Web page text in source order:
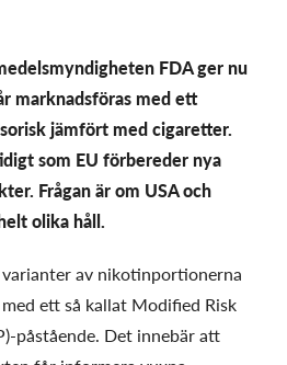
FDA ger nu
marknadsföras med ett
jämfört med cigaretter.
som EU förbereder nya
Frågan är om USA och
olika håll.
av nikotinportionerna
ett så kallat Modified Risk
påstående. Det innebär att